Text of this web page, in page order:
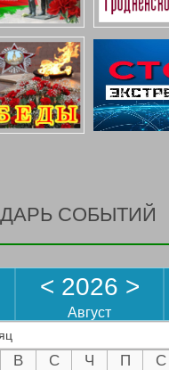
СОБЫТИЙ
< 2026 >
Август
В С Ч П С